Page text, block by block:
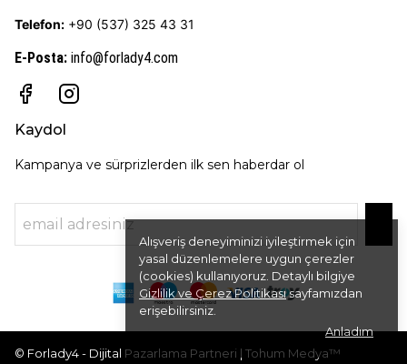
Alışveriş deneyiminizi iyileştirmek için
yasal düzenlemelere uygun çerezler
(cookies) kullanıyoruz. Detaylı bilgiye
Gizlilik ve Çerez Politikasısayfamızdan
erişebilirsiniz.
Anladım
Telefon: +90 (537) 325 43 31
E-Posta: info@forlady4.com
Kaydol
Kampanya ve sürprizlerden ilk sen haberdar ol
© Forlady4 - Dijital Pazarlama Partneri | Tohum Medya™